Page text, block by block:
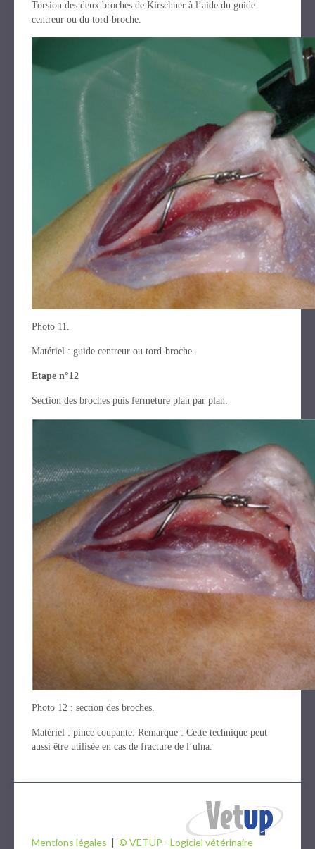
Torsion des deux broches de Kirschner à l’aide du guide
centreur ou du tord-broche.
Photo 11.
Matériel : guide centreur ou tord-broche.
Etape n°12
Section des broches puis fermeture plan par plan.
Photo 12 : section des broches.
Matériel : pince coupante. Remarque : Cette technique peut
aussi être utilisée en cas de fracture de l’ulna.
Mentions légales | © VETUP - Logiciel vétérinaire